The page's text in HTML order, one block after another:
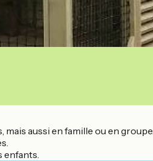
aussi en famille ou en groupe.
enfants.